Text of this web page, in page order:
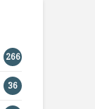
266
36